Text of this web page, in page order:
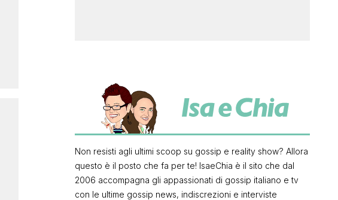
Non resisti agli ultimi scoop su gossip e reality show? Allora
questo è il posto che fa per te! IsaeChia è il sito che dal
2006 accompagna gli appassionati di gossip italiano e tv
con le ultime gossip news, indiscrezioni e interviste